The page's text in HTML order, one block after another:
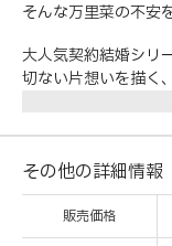
そんな万里菜の不安
大人気契約結婚シリ
切ない片想いを描く
その他の詳細情報
販売価格